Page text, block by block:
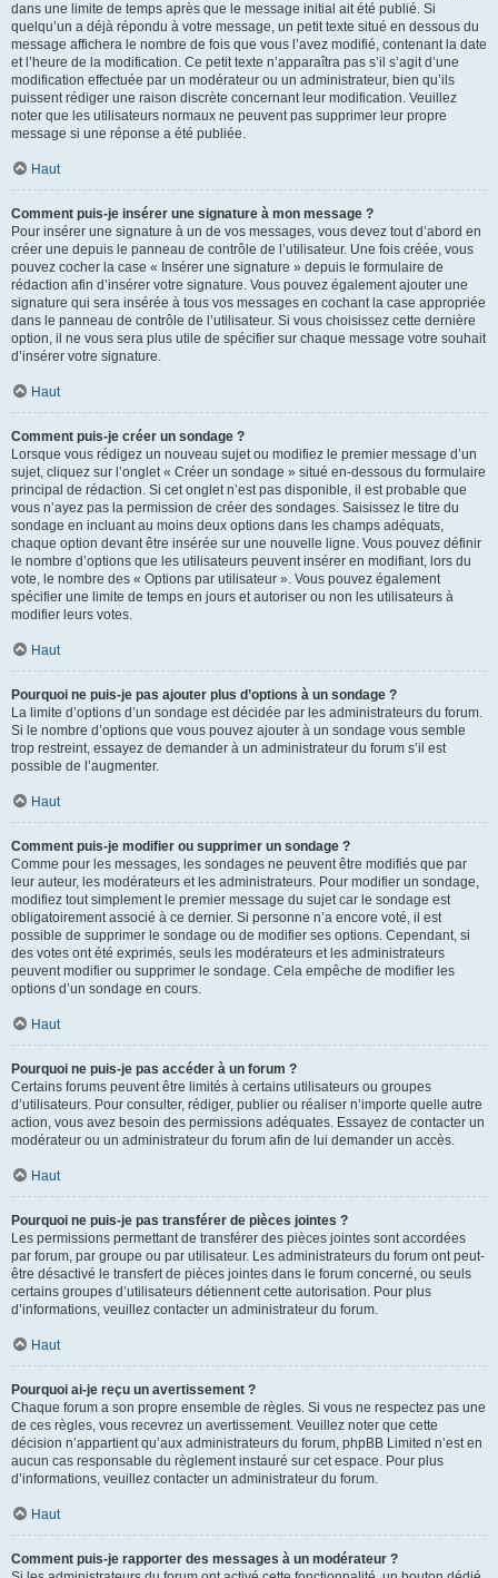
dans une limite de temps après que le message initial ait été publié. Si
quelqu’un a déjà répondu à votre message, un petit texte situé en dessous du
message affichera le nombre de fois que vous l’avez modifié, contenant la date
et l’heure de la modification. Ce petit texte n’apparaîtra pas s’il s’agit d’une
modification effectuée par un modérateur ou un administrateur, bien qu’ils
puissent rédiger une raison discrète concernant leur modification. Veuillez
noter que les utilisateurs normaux ne peuvent pas supprimer leur propre
message si une réponse a été publiée.
Haut
Comment puis-je insérer une signature à mon message ?
Pour insérer une signature à un de vos messages, vous devez tout d’abord en
créer une depuis le panneau de contrôle de l’utilisateur. Une fois créée, vous
pouvez cocher la case « Insérer une signature » depuis le formulaire de
rédaction afin d’insérer votre signature. Vous pouvez également ajouter une
signature qui sera insérée à tous vos messages en cochant la case appropriée
dans le panneau de contrôle de l’utilisateur. Si vous choisissez cette dernière
option, il ne vous sera plus utile de spécifier sur chaque message votre souhait
d’insérer votre signature.
Haut
Comment puis-je créer un sondage ?
Lorsque vous rédigez un nouveau sujet ou modifiez le premier message d’un
sujet, cliquez sur l’onglet « Créer un sondage » situé en-dessous du formulaire
principal de rédaction. Si cet onglet n’est pas disponible, il est probable que
vous n’ayez pas la permission de créer des sondages. Saisissez le titre du
sondage en incluant au moins deux options dans les champs adéquats,
chaque option devant être insérée sur une nouvelle ligne. Vous pouvez définir
le nombre d’options que les utilisateurs peuvent insérer en modifiant, lors du
vote, le nombre des « Options par utilisateur ». Vous pouvez également
spécifier une limite de temps en jours et autoriser ou non les utilisateurs à
modifier leurs votes.
Haut
Pourquoi ne puis-je pas ajouter plus d’options à un sondage ?
La limite d’options d’un sondage est décidée par les administrateurs du forum.
Si le nombre d’options que vous pouvez ajouter à un sondage vous semble
trop restreint, essayez de demander à un administrateur du forum s’il est
possible de l’augmenter.
Haut
Comment puis-je modifier ou supprimer un sondage ?
Comme pour les messages, les sondages ne peuvent être modifiés que par
leur auteur, les modérateurs et les administrateurs. Pour modifier un sondage,
modifiez tout simplement le premier message du sujet car le sondage est
obligatoirement associé à ce dernier. Si personne n’a encore voté, il est
possible de supprimer le sondage ou de modifier ses options. Cependant, si
des votes ont été exprimés, seuls les modérateurs et les administrateurs
peuvent modifier ou supprimer le sondage. Cela empêche de modifier les
options d’un sondage en cours.
Haut
Pourquoi ne puis-je pas accéder à un forum ?
Certains forums peuvent être limités à certains utilisateurs ou groupes
d’utilisateurs. Pour consulter, rédiger, publier ou réaliser n’importe quelle autre
action, vous avez besoin des permissions adéquates. Essayez de contacter un
modérateur ou un administrateur du forum afin de lui demander un accès.
Haut
Pourquoi ne puis-je pas transférer de pièces jointes ?
Les permissions permettant de transférer des pièces jointes sont accordées
par forum, par groupe ou par utilisateur. Les administrateurs du forum ont peut-
être désactivé le transfert de pièces jointes dans le forum concerné, ou seuls
certains groupes d’utilisateurs détiennent cette autorisation. Pour plus
d’informations, veuillez contacter un administrateur du forum.
Haut
Pourquoi ai-je reçu un avertissement ?
Chaque forum a son propre ensemble de règles. Si vous ne respectez pas une
de ces règles, vous recevrez un avertissement. Veuillez noter que cette
décision n’appartient qu’aux administrateurs du forum, phpBB Limited n’est en
aucun cas responsable du règlement instauré sur cet espace. Pour plus
d’informations, veuillez contacter un administrateur du forum.
Haut
Comment puis-je rapporter des messages à un modérateur ?